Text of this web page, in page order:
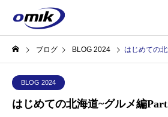
ブログ BLOG 2024 はじめての
BLOG 2024
はじめての北海道~グルメ編